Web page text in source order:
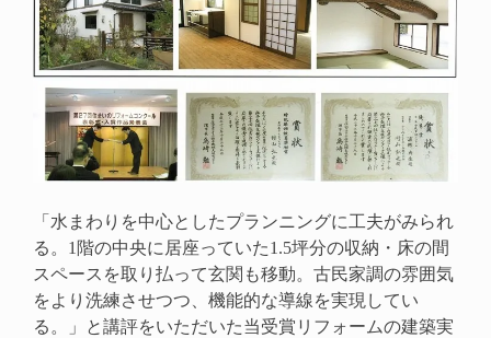
「水まわりを中心としたプランニングに工夫がみられ
る。1階の中央に居座っていた1.5坪分の収納・床の間
スペースを取り払って玄関も移動。古民家調の雰囲気
をより洗練させつつ、機能的な導線を実現してい
る。」と講評をいただいた当受賞リフォームの建築実